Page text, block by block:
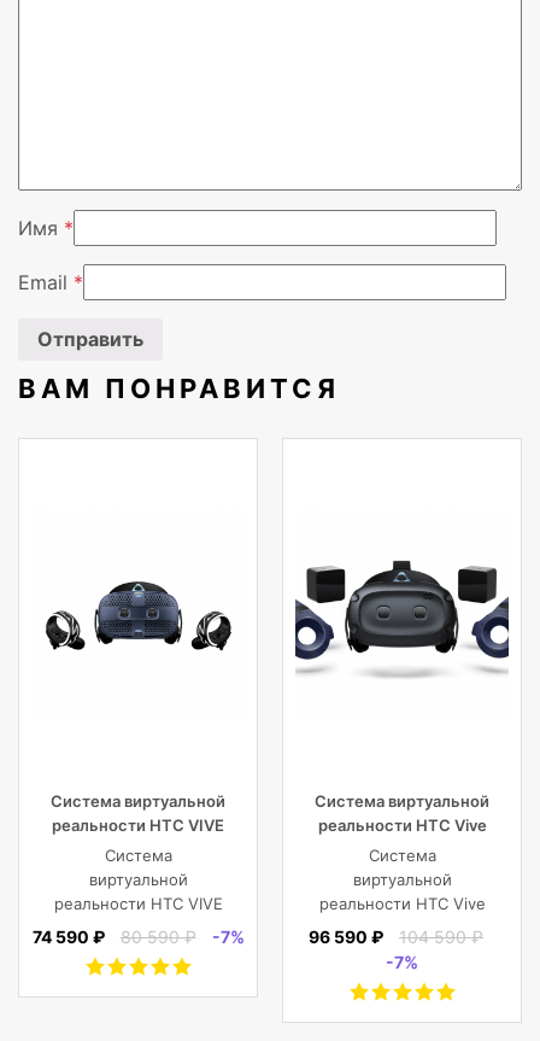
Время подзарядки батареи 12 h
Тип продукта Портативная
Тип батареек Встроенная
Регулятор громкости Кнопки
65 – 20000 Гц
Имя *
Email *
ВАМ ПОНРАВИТСЯ
Система виртуальной
реальности HTC VIVE
Cosmos
Система
виртуальной
реальности HTC VIVE
Cosmos
74 590 ₽ 80 590 ₽ -7%
Система виртуальной
реальности HTC Vive
Cosmos Elite
Система
виртуальной
реальности HTC Vive
Cosmos Elite
96 590 ₽
104 590 ₽
-7%